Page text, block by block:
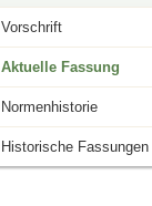
Vorschrift
Aktuelle Fassung
Normenhistorie
Historische Fassungen